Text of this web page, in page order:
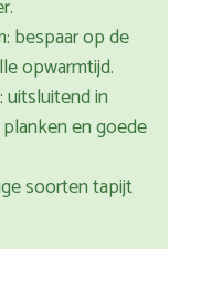
bespaar op de
opwarmtijd.
in
en goede
soorten tapijt